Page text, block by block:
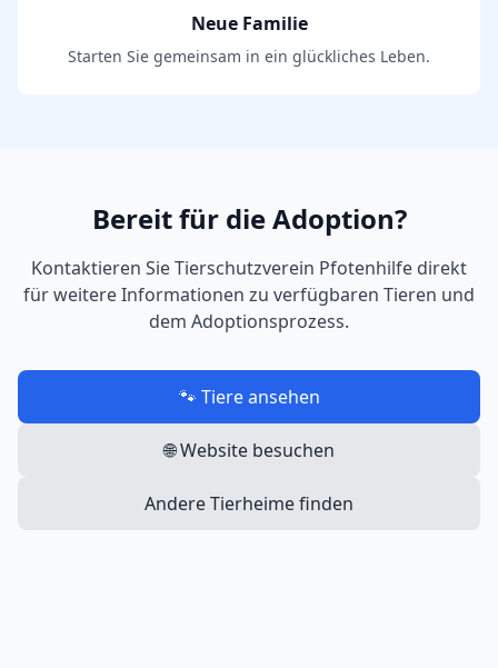
Neue Familie
Starten Sie gemeinsam in ein glückliches Leben.
Bereit für die Adoption?
Kontaktieren SieTierschutzverein Pfotenhilfe direkt
für weitere Informationen zu verfügbaren Tieren und
dem Adoptionsprozess.
🐾 Tiere ansehen
🌐 Website besuchen
Andere Tierheime finden